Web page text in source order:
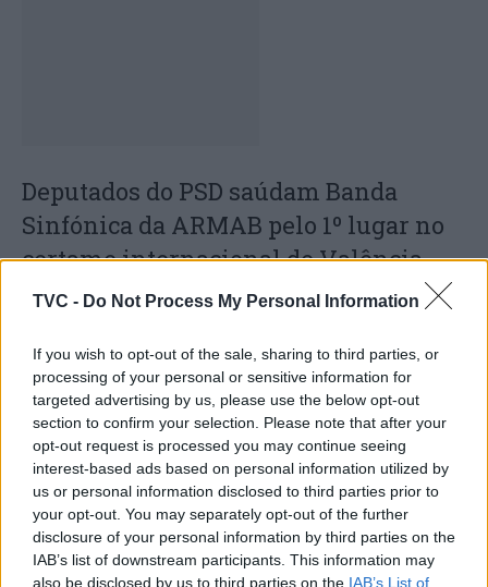
TVC - Do Not Process My Personal Information
If you wish to opt-out of the sale, sharing to third parties, or
processing of your personal or sensitive information for
targeted advertising by us, please use the below opt-out
section to confirm your selection. Please note that after your
opt-out request is processed you may continue seeing
interest-based ads based on personal information utilized by
us or personal information disclosed to third parties prior to
your opt-out. You may separately opt-out of the further
disclosure of your personal information by third parties on the
IAB’s list of downstream participants. This information may
also be disclosed by us to third parties on the IAB’s List of
Deputados do PSD saúdam Banda
Sinfónica da ARMAB pelo 1º lugar no
certame internacional de Valência
Capacita Jovem de Poiares aproxima
jovens ao mundo do trabalho